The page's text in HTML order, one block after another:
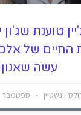
טוענת
החיים של
עשה
וינשטיין ספטמבר 21, 2024